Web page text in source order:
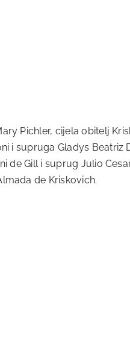
Pichler, cijela obitelj
i supruga Gladys
de Gill i suprug Julio
de Kriskovich.